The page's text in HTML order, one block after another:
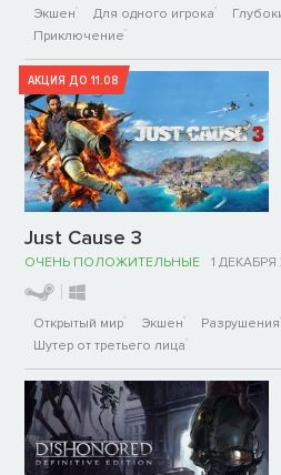
Экшен Для одного игрока
Приключение
АКЦИЯ ДО 11.08
Just Cause 3
ОЧЕНЬ ПОЛОЖИТЕЛЬНЫЕ 1 ДЕКАБРЯ
Открытый мир Экшен Разрушения
Шутер от третьего лица